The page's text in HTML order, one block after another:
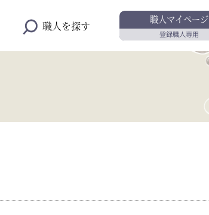
職人を探す
職人マイページ
登録職人専用